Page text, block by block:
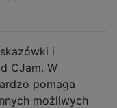
i
CJam. W
pomaga
możliwych